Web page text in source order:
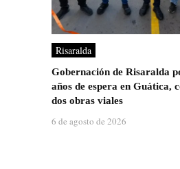
Risaralda
Gobernación de Risaralda
años de espera en Guática,
dos obras viales
6 de agosto de 2026